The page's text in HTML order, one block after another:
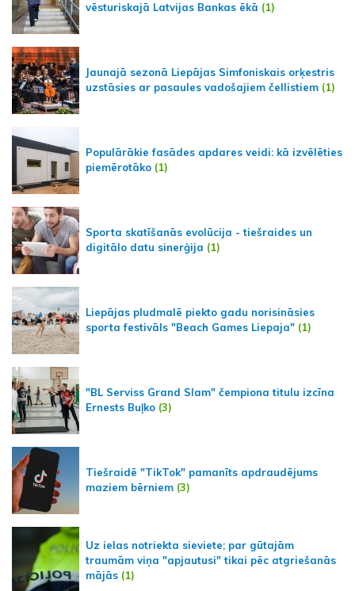
vēsturiskajā Latvijas Bankas ēkā (1)
Jaunajā sezonā Liepājas Simfoniskais orķestris
uzstāsies ar pasaules vadošajiem čellistiem (1)
Populārākie fasādes apdares veidi: kā izvēlēties
piemērotāko (1)
Sporta skatīšanās evolūcija - tiešraides un
digitālo datu sinerģija (1)
Liepājas pludmalē piekto gadu norisināsies
sporta festivāls "Beach Games Liepaja" (1)
"BL Serviss Grand Slam" čempiona titulu izcīna
Ernests Buļko (3)
Tiešraidē "TikTok" pamanīts apdraudējums
maziem bērniem (3)
Uz ielas notriekta sieviete; par gūtajām
traumām viņa "apjautusi" tikai pēc atgriešanās
mājās (1)